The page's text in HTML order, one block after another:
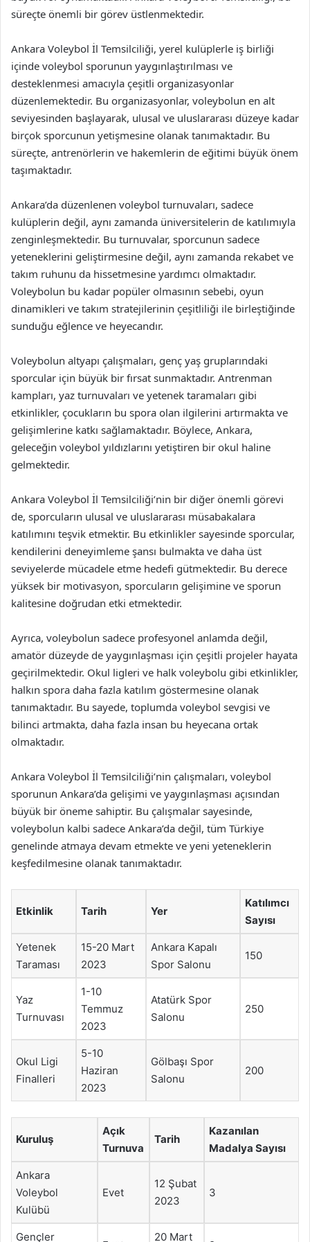
süreçte önemli bir görev üstlenmektedir.
Ankara Voleybol İl Temsilciliği, yerel kulüplerle iş birliği
içinde voleybol sporunun yaygınlaştırılması ve
desteklenmesi amacıyla çeşitli organizasyonlar
düzenlemektedir. Bu organizasyonlar, voleybolun en alt
seviyesinden başlayarak, ulusal ve uluslararası düzeye kadar
birçok sporcunun yetişmesine olanak tanımaktadır. Bu
süreçte, antrenörlerin ve hakemlerin de eğitimi büyük önem
taşımaktadır.
Ankara’da düzenlenen voleybol turnuvaları, sadece
kulüplerin değil, aynı zamanda üniversitelerin de katılımıyla
zenginleşmektedir. Bu turnuvalar, sporcunun sadece
yeteneklerini geliştirmesine değil, aynı zamanda rekabet ve
takım ruhunu da hissetmesine yardımcı olmaktadır.
Voleybolun bu kadar popüler olmasının sebebi, oyun
dinamikleri ve takım stratejilerinin çeşitliliği ile birleştiğinde
sunduğu eğlence ve heyecandır.
Voleybolun altyapı çalışmaları, genç yaş gruplarındaki
sporcular için büyük bir fırsat sunmaktadır. Antrenman
kampları, yaz turnuvaları ve yetenek taramaları gibi
etkinlikler, çocukların bu spora olan ilgilerini artırmakta ve
gelişimlerine katkı sağlamaktadır. Böylece, Ankara,
geleceğin voleybol yıldızlarını yetiştiren bir okul haline
gelmektedir.
Ankara Voleybol İl Temsilciliği’nin bir diğer önemli görevi
de, sporcuların ulusal ve uluslararası müsabakalara
katılımını teşvik etmektir. Bu etkinlikler sayesinde sporcular,
kendilerini deneyimleme şansı bulmakta ve daha üst
seviyelerde mücadele etme hedefi gütmektedir. Bu derece
yüksek bir motivasyon, sporcuların gelişimine ve sporun
kalitesine doğrudan etki etmektedir.
Ayrıca, voleybolun sadece profesyonel anlamda değil,
amatör düzeyde de yaygınlaşması için çeşitli projeler hayata
geçirilmektedir. Okul ligleri ve halk voleybolu gibi etkinlikler,
halkın spora daha fazla katılım göstermesine olanak
tanımaktadır. Bu sayede, toplumda voleybol sevgisi ve
bilinci artmakta, daha fazla insan bu heyecana ortak
olmaktadır.
Ankara Voleybol İl Temsilciliği’nin çalışmaları, voleybol
sporunun Ankara’da gelişimi ve yaygınlaşması açısından
büyük bir öneme sahiptir. Bu çalışmalar sayesinde,
voleybolun kalbi sadece Ankara’da değil, tüm Türkiye
genelinde atmaya devam etmekte ve yeni yeteneklerin
keşfedilmesine olanak tanımaktadır.
Etkinlik Tarih Yer
Katılımcı
Sayısı
Yetenek
Taraması
15-20 Mart
2023
Ankara Kapalı
Spor Salonu
150
Yaz
Turnuvası
1-10
Temmuz
2023
Atatürk Spor
Salonu
250
Okul Ligi
Finalleri
5-10
Haziran
2023
Gölbaşı Spor
Salonu
200
Kuruluş
Açık
Turnuva
Tarih
Kazanılan
Madalya Sayısı
Ankara
Voleybol
Kulübü
Evet
12 Şubat
2023
3
Gençler
20 Mart